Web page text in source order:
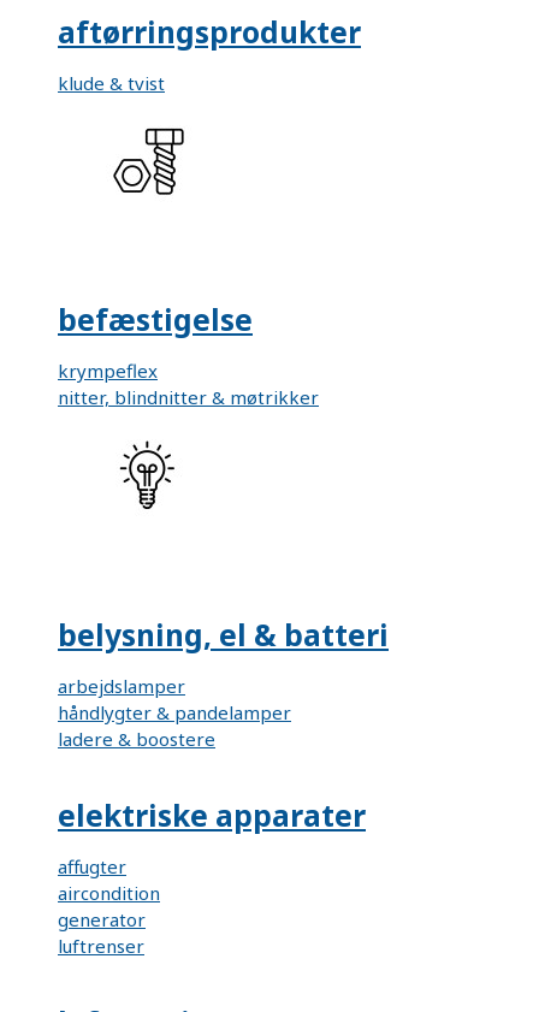
aftørringsprodukter
klude & tvist
befæstigelse
krympeflex
nitter, blindnitter & møtrikker
belysning, el & batteri
arbejdslamper
håndlygter & pandelamper
ladere & boostere
elektriske apparater
affugter
aircondition
generator
luftrenser